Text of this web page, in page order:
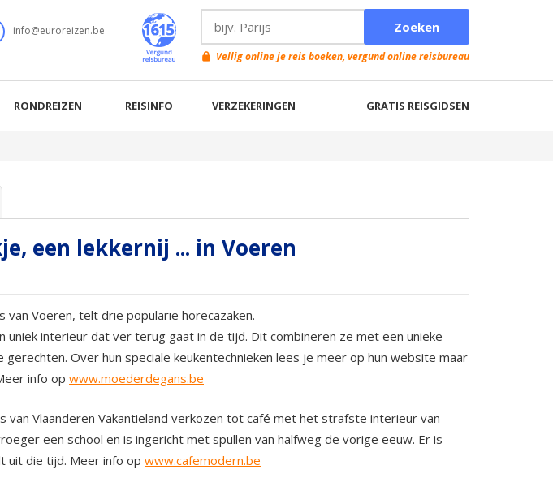
info@euroreizen.be
Vellig online je reis boeken, vergund online reisbureau
RONDREIZEN REISINFO VERZEKERINGEN GRATIS REISGIDSEN
een lekkernij ... in Voeren
Voeren, telt drie popularie horecazaken.
uniek interieur dat ver terug gaat in de tijd. Dit combineren ze met een unieke
Over hun speciale keukentechnieken lees je meer op hun website maar
info op www.moederdegans.be
van Vlaanderen Vakantieland verkozen tot café met het strafste interieur van
een school en is ingericht met spullen van halfweg de vorige eeuw. Er is
uit die tijd. Meer info op www.cafemodern.be